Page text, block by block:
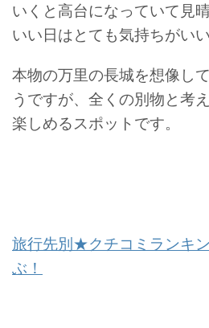
いくと高台になっていて見
いい日はとても気持ちがいい
本物の万里の長城を想像し
うですが、全くの別物と考
楽しめるスポットです。
旅行先別★クチコミランキ
ぶ！